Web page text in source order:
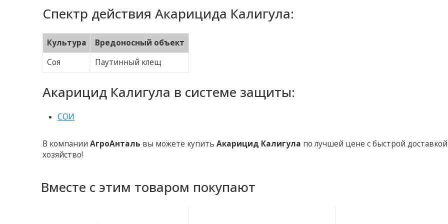
Спектр действия Акарицида Калигула:
Культура
Вредоносный объект
Соя
Паутинный клещ
Акарицид Калигула в системе защиты:
СОИ
В компанииАгроАнталь вы можете купитьАкарицид Калигула по лучшей цене с быстрой
хозяйство!
Вместе с этим товаром покупают